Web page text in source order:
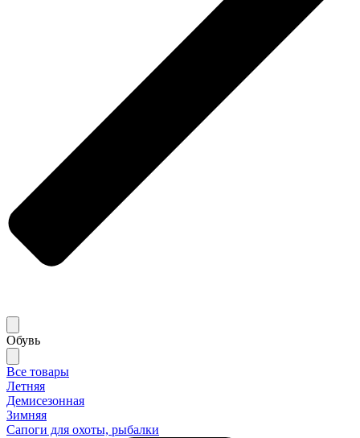
Обувь
Все товары
Летняя
Демисезонная
Зимняя
Сапоги для охоты, рыбалки